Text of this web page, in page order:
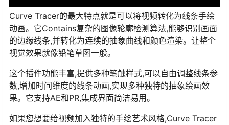
Curve Tracer的最大特点就是可以将视频转化为线条手绘
动画。它Contains复杂的图像轮廓检测算法,能够识别画面
的边缘线条,并转化为连续的抽象曲线和颜色渲染。让整个
视觉效果就像铅笔草图一般。
这个插件功能丰富,提供多种笔触样式,可以自由调整线条参
数,增加时间维度的线条动画,实现多种独特的抽象绘画效
果。它支持AE和PR,集成界面简洁易用。
如果您想要给视频加入独特的手绘艺术风格,Curve Tracer